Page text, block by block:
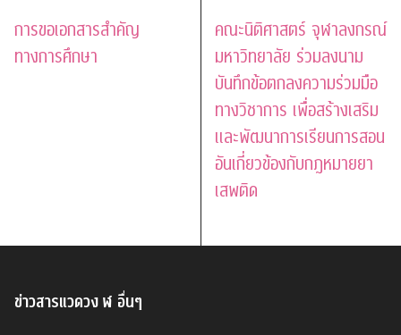
การขอเอกสารสำคัญ
ทางการศึกษา
คณะนิติศาสตร์ จุฬาลงกรณ์
มหาวิทยาลัย ร่วมลงนาม
บันทึกข้อตกลงความร่วมมือ
ทางวิชาการ เพื่อสร้างเสริม
และพัฒนาการเรียนการสอน
อันเกี่ยวข้องกับกฎหมายยา
เสพติด
ข่าวสารแวดวง ฬ อื่นๆ